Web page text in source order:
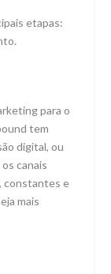
etapas:
para o
tem
digital, ou
canais
constantes e
mais